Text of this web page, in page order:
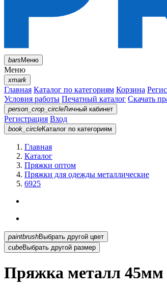
barsМеню
Меню
xmark
Главная Каталог по категориям Корзина
Условия работы Печатный каталог Скачать
person_crop_circleЛичный кабинет
Регистрация Вход
book_circleКаталог по категориям
Главная
Каталог
Пряжки оптом
Пряжки для одежды металлические
6925
paintbrush
Выбрать другой цвет
cubeВыбрать другой размер
Пряжка металл 45мм